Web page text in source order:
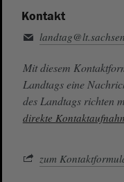
Kontakt
Mit diesem
Landtags eine
des Landtags richten
direkte
zum